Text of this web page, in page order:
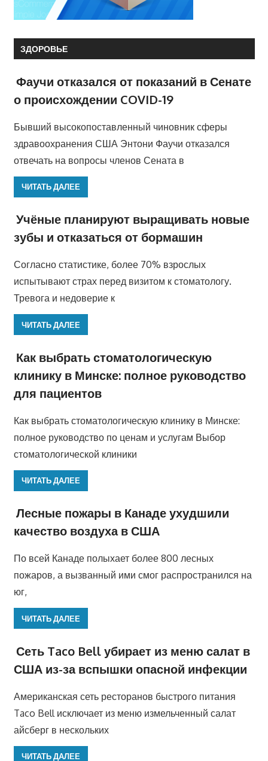
ЗДОРОВЬЕ
Фаучи отказался от показаний в Сенате
о происхождении COVID-19
Бывший высокопоставленный чиновник сферы
здравоохранения США Энтони Фаучи отказался
отвечать на вопросы членов Сената в
ЧИТАТЬ ДАЛЕЕ
Учёные планируют выращивать новые
зубы и отказаться от бормашин
Согласно статистике, более 70% взрослых
испытывают страх перед визитом к стоматологу.
Тревога и недоверие к
ЧИТАТЬ ДАЛЕЕ
Как выбрать стоматологическую
клинику в Минске: полное руководство
для пациентов
Как выбрать стоматологическую клинику в Минске:
полное руководство по ценам и услугам Выбор
стоматологической клиники
ЧИТАТЬ ДАЛЕЕ
Лесные пожары в Канаде ухудшили
качество воздуха в США
По всей Канаде полыхает более 800 лесных
пожаров, а вызванный ими смог распространился на
юг,
ЧИТАТЬ ДАЛЕЕ
Сеть Taco Bell убирает из меню салат в
США из-за вспышки опасной инфекции
Американская сеть ресторанов быстрого питания
Taco Bell исключает из меню измельченный салат
айсберг в нескольких
ЧИТАТЬ ДАЛЕЕ